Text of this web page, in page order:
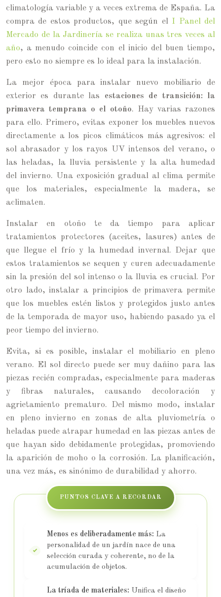
climatología variable y a veces extrema de España. La
compra de estos productos, que según el I Panel del
Mercado de la Jardinería se realiza unas tres veces al
año, a menudo coincide con el inicio del buen tiempo,
pero esto no siempre es lo ideal para la instalación.
La mejor época para instalar nuevo mobiliario de
exterior es durante las estaciones de transición: la
primavera temprana o el otoño. Hay varias razones
para ello. Primero, evitas exponer los muebles nuevos
directamente a los picos climáticos más agresivos: el
sol abrasador y los rayos UV intensos del verano, o
las heladas, la lluvia persistente y la alta humedad
del invierno. Una exposición gradual al clima permite
que los materiales, especialmente la madera, se
aclimaten.
Instalar en otoño te da tiempo para aplicar
tratamientos protectores (aceites, lasures) antes de
que llegue el frío y la humedad invernal. Dejar que
estos tratamientos se sequen y curen adecuadamente
sin la presión del sol intenso o la lluvia es crucial. Por
otro lado, instalar a principios de primavera permite
que los muebles estén listos y protegidos justo antes
de la temporada de mayor uso, habiendo pasado ya el
peor tiempo del invierno.
Evita, si es posible, instalar el mobiliario en pleno
verano. El sol directo puede ser muy dañino para las
piezas recién compradas, especialmente para maderas
y fibras naturales, causando decoloración y
agrietamiento prematuro. Del mismo modo, instalar
en pleno invierno en zonas de alta pluviometría o
heladas puede atrapar humedad en las piezas antes de
que hayan sido debidamente protegidas, promoviendo
la aparición de moho o la corrosión. La planificación,
una vez más, es sinónimo de durabilidad y ahorro.
PUNTOS CLAVE A RECORDAR
Menos es deliberadamente más: La
personalidad de un jardín nace de una
selección curada y coherente, no de la
acumulación de objetos.
La tríada de materiales: Unifica el diseño